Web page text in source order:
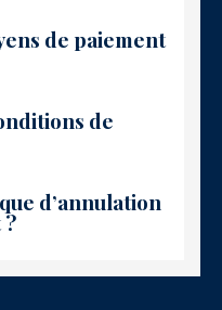
de paiement
de
d’annulation